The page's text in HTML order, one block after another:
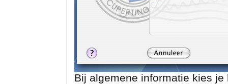
Bij algemene informatie kies je